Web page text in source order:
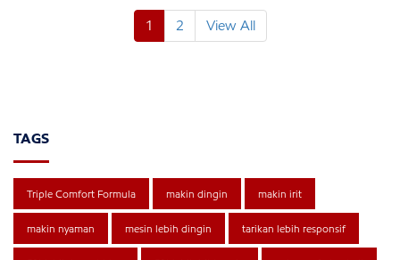
1 2 View All
TAGS
Triple Comfort Formula makin dingin makin irit
makin nyaman mesin lebih dingin tarikan lebih responsif